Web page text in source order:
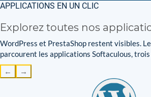
APPLICATIONS EN UN CLIC
Explorez toutes nos
WordPress et PrestaShop restent visibles.
parcourent les applications Softaculous,
← →